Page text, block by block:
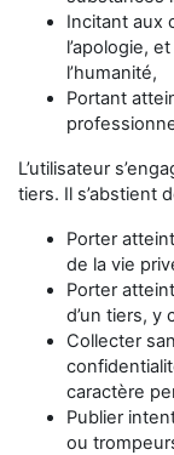
Incitant aux
l’apologie,
l’humanité,
Portant
L’utilisateur
tiers. Il s’abstient
Porter
de la vie
Porter
d’un tiers, y
Collecter
caractère
Publier
ou